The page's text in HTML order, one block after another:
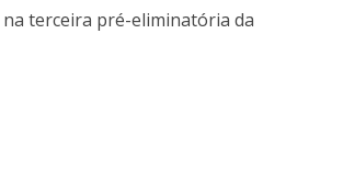
terceira pré-eliminatória da